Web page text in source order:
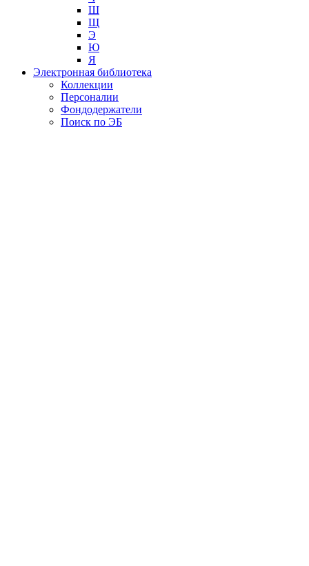
Ш
Щ
Э
Ю
Я
Электронная библиотека
Коллекции
Персоналии
Фондодержатели
Поиск по ЭБ